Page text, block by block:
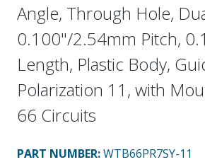
Angle, Through Hole,
0.100"/2.54mm Pitch,
Length, Plastic Body,
Polarization 11, with
66 Circuits
PART NUMBER:WTB66PR7SY-11